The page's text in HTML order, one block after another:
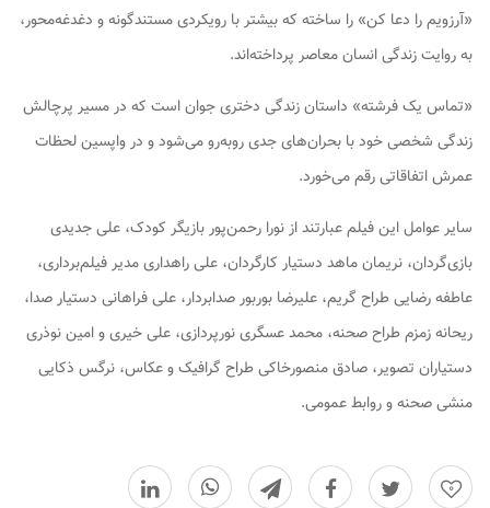
«آرزویم را دعا کن» را ساخته که بیشتر با رویکردی مستندگونه و دغدغه‌محور،
به روایت زندگی انسان معاصر پرداخته‌اند.
«تماس یک فرشته» داستان زندگی دختری جوان است که در مسیر پرچالش
زندگی شخصی خود با بحران‌های جدی روبه‌رو می‌شود و در واپسین لحظات
عمرش اتفاقاتی رقم می‌خورد.
سایر عوامل این فیلم عبارتند از نورا رحمن‌پور بازیگر کودک، علی جدیدی
بازی‌گردان، نریمان ماهد دستیار کارگردان، علی راهداری مدیر فیلم‌برداری،
عاطفه رضایی طراح گریم، علیرضا بوربور صدابردار، علی فراهانی دستیار صدا،
ریحانه زمزم طراح صحنه، محمد عسگری نورپردازی، علی خیری و امین نوذری
دستیاران تصویر، صادق منصورخاکی طراح گرافیک و عکاس، نرگس ذکایی
منشی صحنه و روابط عمومی.
0